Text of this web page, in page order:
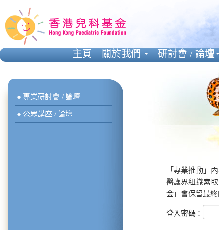
● 專業研討會 / 論壇
● 公眾講座 / 論壇
「專業推動」
醫護界組織索
金」會保留最
登入密碼：
主頁 關於我們 研討會 / 論壇